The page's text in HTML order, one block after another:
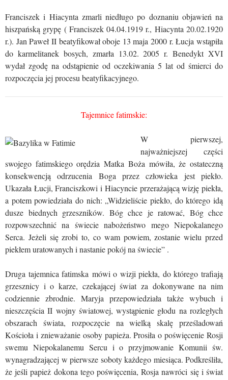
Franciszek i Hiacynta zmarli niedługo po doznaniu objawień na
hiszpańską grypę ( Franciszek 04.04.1919 r., Hiacynta 20.02.1920
r.). Jan Paweł II beatyfikował oboje 13 maja 2000 r. Łucja wstąpiła
do karmelitanek bosych, zmarła 13.02. 2005 r. Benedykt XVI
wydał zgodę na odstąpienie od oczekiwania 5 lat od śmierci do
rozpoczęcia jej procesu beatyfikacyjnego.
Tajemnicefatimskie:
W pierwszej,
najważniejszej części
swojego fatimskiego orędzia Matka Boża mówiła, że ostateczną
konsekwencją odrzucenia Boga przez człowieka jest piekło.
Ukazała Łucji, Franciszkowi i Hiacyncie przerażającą wizję piekła,
a potem powiedziała do nich: „Widzieliście piekło, do którego idą
dusze biednych grzeszników. Bóg chce je ratować, Bóg chce
rozpowszechnić na świecie nabożeństwo mego Niepokalanego
Serca. Jeżeli się zrobi to, co wam powiem, zostanie wielu przed
piekłem uratowanych i nastanie pokój na świecie” .
Druga tajemnica fatimska mówi o wizji piekła, do którego trafiają
grzesznicy i o karze, czekającej świat za dokonywane na nim
codziennie zbrodnie. Maryja przepowiedziała także wybuch i
nieszczęścia II wojny światowej, wystąpienie głodu na rozległych
obszarach świata, rozpoczęcie na wielką skalę prześladowań
Kościoła i znieważanie osoby papieża. Prosiła o poświęcenie Rosji
swemu Niepokalanemu Sercu i o przyjmowanie Komunii św.
wynagradzającej w pierwsze soboty każdego miesiąca. Podkreśliła,
że jeśli papież dokona tego poświęcenia, Rosja nawróci się i świat